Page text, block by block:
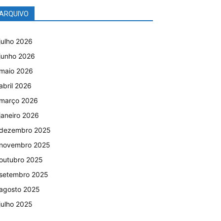
2026
2026
2026
2026
2026
2026
2025
2025
2025
2025
2025
2025